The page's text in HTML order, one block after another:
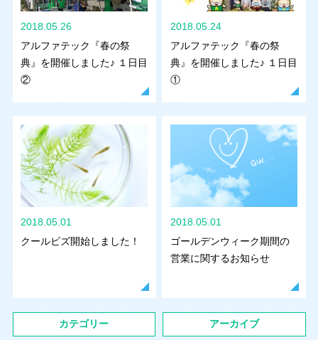
2018.05.26
アルファテック『春の祭
典』を開催しました♪ １日目
②
2018.05.24
アルファテック『春の祭
典』を開催しました♪ １日目
①
2018.05.01
クールビズ開始しました！
2018.05.01
ゴールデンウィーク期間の
営業に関するお知らせ
カテゴリー アーカイブ